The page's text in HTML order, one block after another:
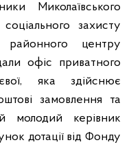
Миколаївського
захисту
районного центру
офіс приватного
яка здійснює
замовлення та
молодий керівник
дотації від Фонду